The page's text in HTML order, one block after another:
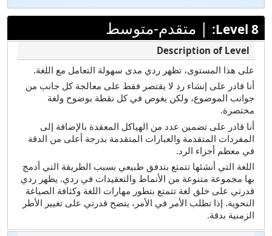
Level 8:
| متقدم-متوسط
على هذا المستوى، تظهر ردي مدى سهولة التعامل مع اللغة.
أنا قادر على إنشاء رد لا يقتصر فقط على معالجة كل جانب من
جوانب الموضوع، ولكن يغوص في كل نقطة بوضوح ولغة
مختصرة.
أنا قادر على تضمين عدد من الهياكل المعقدة بالإضافة إلى
المفردات المتقدمة والعبارات المتقدمة بدرجة أعلى من الدقة
في معظم أجزاء الرد.
اللغة التي أنشئها تتمتع بتدفق طبيعي بسبب الطريقة التي أدمج
بها مجموعة متنوعة من الأنماط والتعقيدات في ردي. يظهر ردي
قدرتي على خلق لغة تتمتع بتطور مهارات اللغة وكثافة الصياغة
النحوية. إذا تطلب الأمر في الأمر، يتضح قدرتي على تغيير الأطر
الزمنية بدقة.